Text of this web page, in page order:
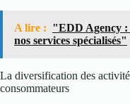
A lire : "EDD Agency :
nos services spécialisés"
La diversification des
consommateurs